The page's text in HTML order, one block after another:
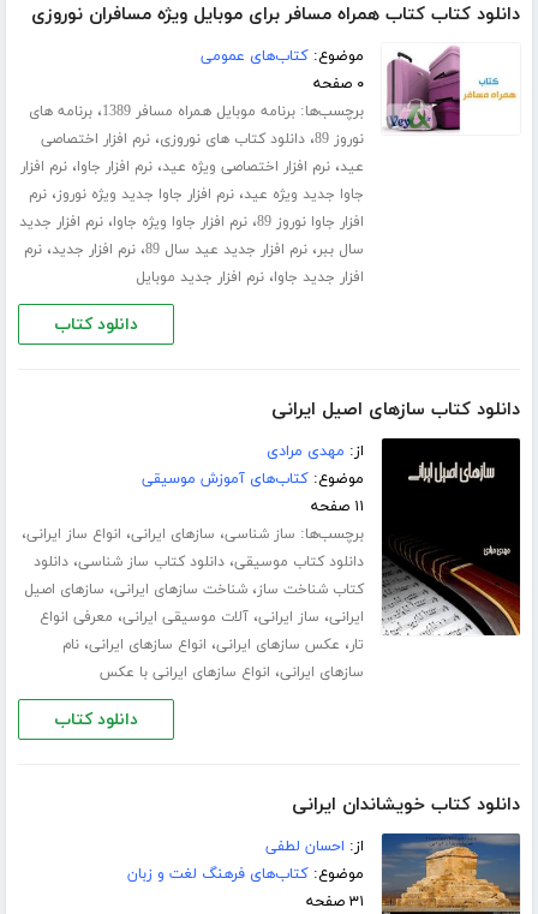
دانلود کتاب کتاب همراه مسافر برای موبایل ویژه مسافران نوروزی
موضوع:کتاب‌های عمومی
۰ صفحه
برچسب‌ها:برنامه موبایل همراه مسافر 1389 ،برنامه های
نوروز 89
،دانلود کتاب های نوروزی،نرم افزار اختصاصی
عید،نرم افزار اختصاصی ویژه عید،نرم افزار جاوا،نرم افزار
جاوا جدید ویژه عید،نرم افزار جاوا جدید ویژه نوروز،نرم
افزار جاوا نوروز 89
،نرم افزار جاوا ویژه جاوا،نرم افزار جدید
سال ببر،نرم افزار جدید عید سال 89 ،نرم افزار جدید،نرم
افزار جدید جاوا،نرم افزار جدید موبایل
دانلود کتاب
دانلود کتاب سازهای اصیل ایرانی
از: مهدی مرادی
موضوع:کتاب‌های آموزش موسیقی
۱۱ صفحه
برچسب‌ها: ساز شناسی، سازهای ایرانی، انواع ساز ایرانی،
دانلود کتاب موسیقی،دانلود کتاب ساز شناسی،دانلود
کتاب شناخت ساز،شناخت سازهای ایرانی، سازهای اصیل
ایرانی، ساز ایرانی،آلات موسیقی ایرانی، معرفی انواع
تار، عکس سازهای ایرانی، انواع سازهای ایرانی،نام
سازهای ایرانی، انواع سازهای ایرانی با عکس
دانلود کتاب
دانلود کتاب خویشاندان ایرانی
از: احسان لطفی
موضوع:کتاب‌های فرهنگ لغت و زبان
۳۱ صفحه